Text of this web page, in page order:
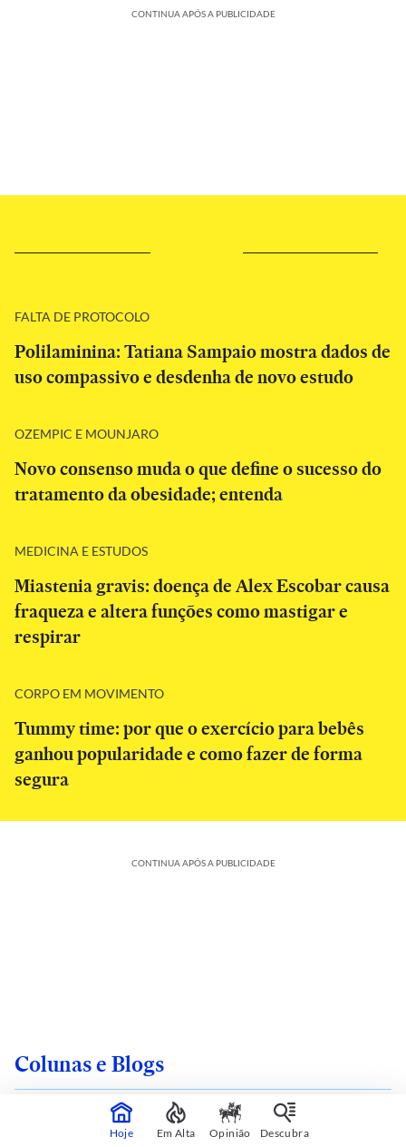
CONTINUA APÓS A PUBLICIDADE
FALTA DE PROTOCOLO
Polilaminina: Tatiana Sampaio mostra dados de
uso compassivo e desdenha de novo estudo
OZEMPIC E MOUNJARO
Novo consenso muda o que define o sucesso do
tratamento da obesidade; entenda
MEDICINA E ESTUDOS
Miastenia gravis: doença de Alex Escobar causa
fraqueza e altera funções como mastigar e
respirar
CORPO EM MOVIMENTO
Tummy time: por que o exercício para bebês
ganhou popularidade e como fazer de forma
segura
CONTINUA APÓS A PUBLICIDADE
Colunas e Blogs
Hoje Em Alta Opinião Descubra